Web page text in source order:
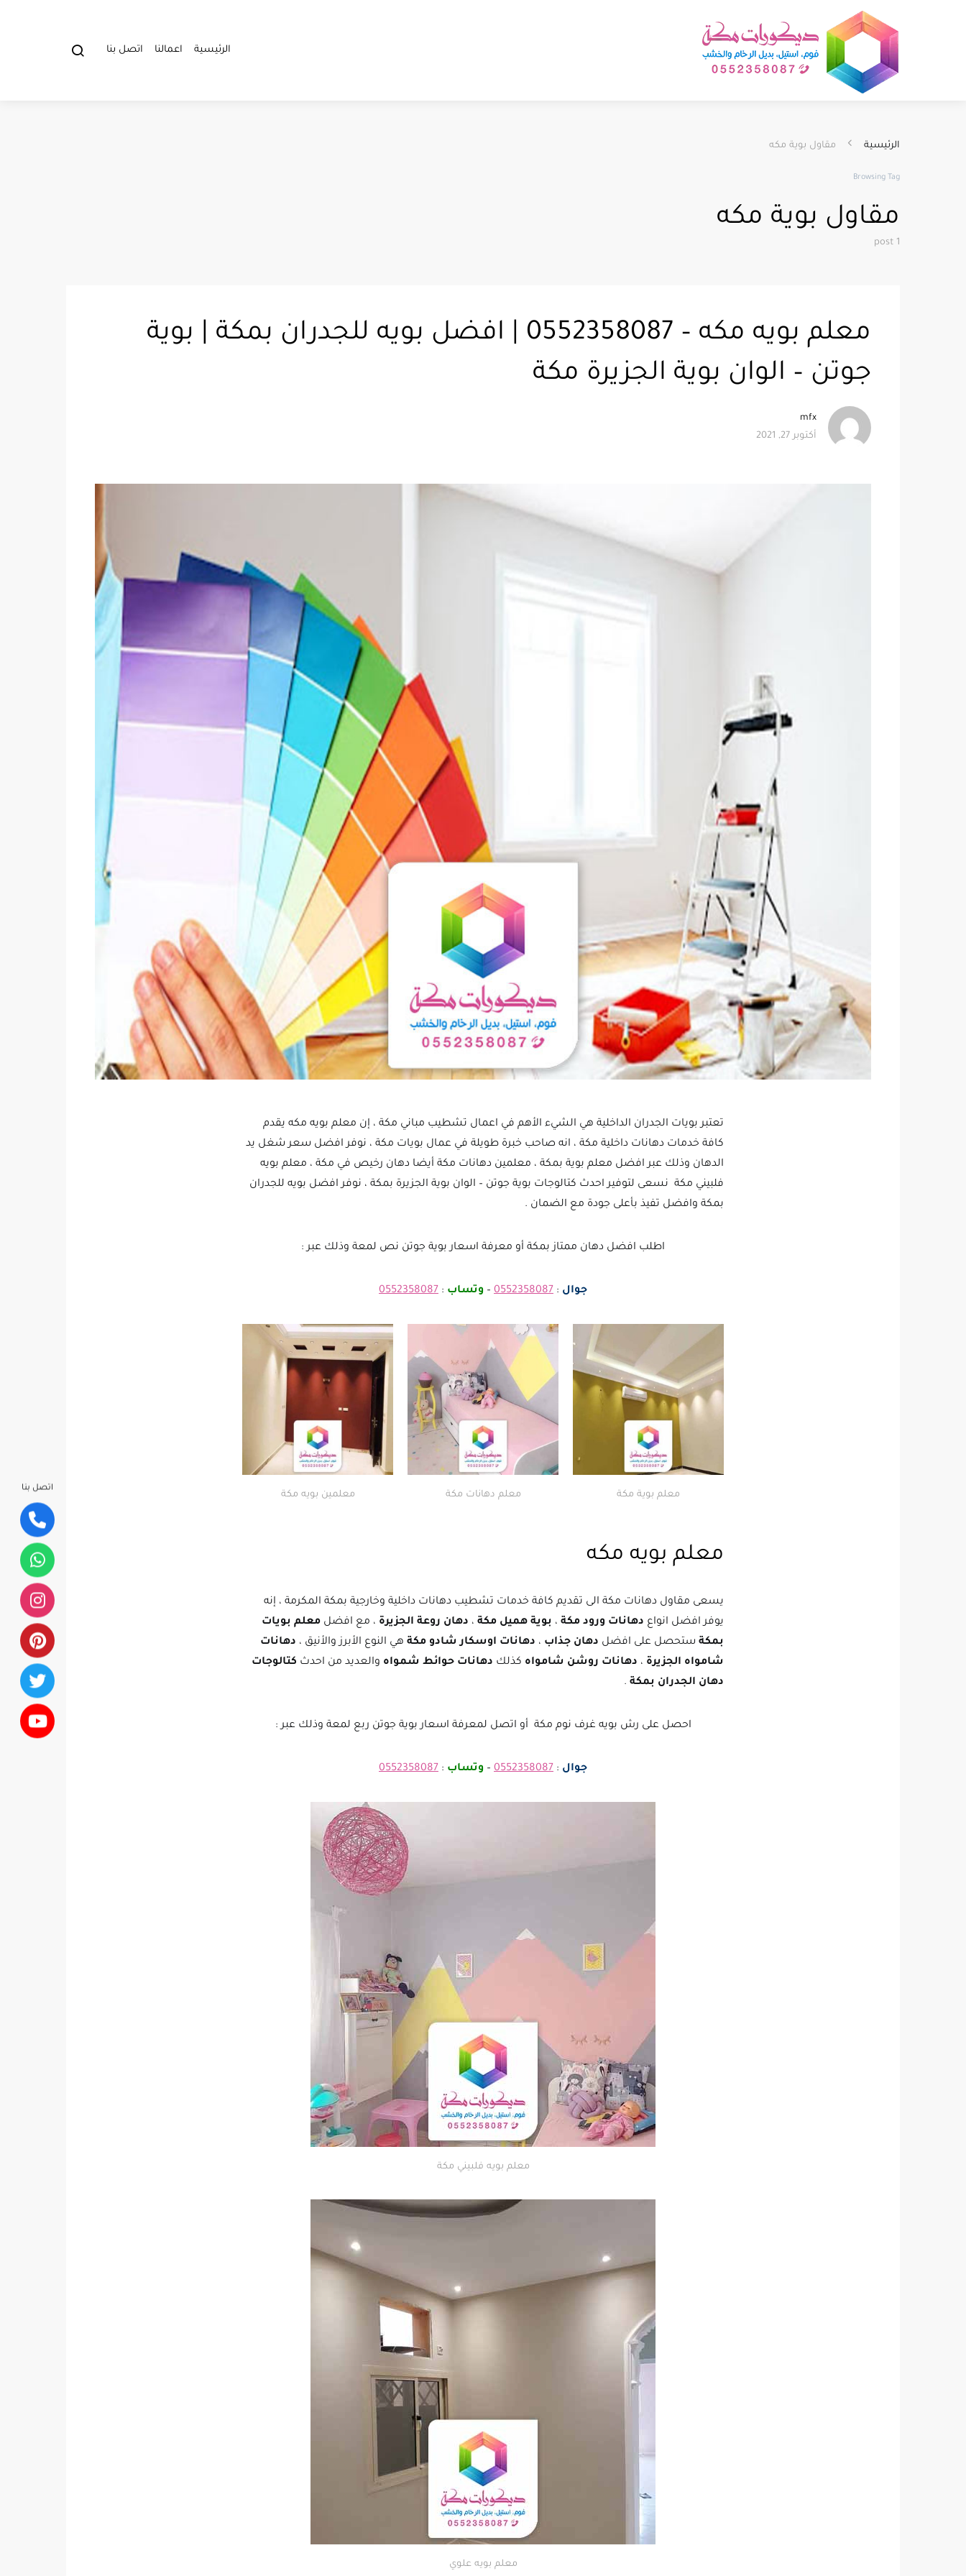
الرئيسية اعمالنا اتصل بنا
الرئيسية مقاول بوية مكه
Browsing Tag
مقاول بوية مكه
1 post
معلم بويه مكه – 0552358087 | افضل بويه للجدران بمكة | بوية
جوتن – الوان بوية الجزيرة مكة
mfx
أكتوبر 27, 2021
تعتبر بويات الجدران الداخلية هي الشيء الأهم في اعمال تشطيب مباني مكة ، إن معلم بويه مكه يقدم
كافة خدمات دهانات داخلية مكة ، انه صاحب خبرة طويلة في عمال بويات مكة ، نوفر افضل سعر شغل يد
الدهان وذلك عبر افضل معلم بوية بمكة ، معلمين دهانات مكة أيضا دهان رخيص في مكة ، معلم بويه
فلبيني مكة نسعى لتوفير احدث كتالوجات بوية جوتن – الوان بوية الجزيرة بمكة ، نوفر افضل بويه للجدران
بمكة وافضل تفيذ بأعلى جودة مع الضمان .
اطلب افضل دهان ممتاز بمكة أو معرفة اسعار بوية جوتن نص لمعة وذلك عبر :
جوال :
0552358087
– وتساب :
0552358087
معلم بوية مكة معلم دهانات مكة معلمين بويه مكة
معلم بويه مكه
يسعى مقاول دهانات مكة الى تقديم كافة خدمات تشطيب دهانات داخلية وخارجية بمكة المكرمة ، إنه
يوفر افضل انواع دهانات ورود مكة ، بوية هميل مكة ، دهان روعة الجزيرة ، مع افضل معلم بويات
بمكة ستحصل على افضل دهان جذاب ، دهانات اوسكار شادو مكة هي النوع الأبرز والأنيق ، دهانات
شامواه الجزيرة ، دهانات روشن شامواه كذلك دهانات حوائط شمواه والعديد من احدث كتالوجات
دهان الجدران بمكة .
احصل على رش بويه غرف نوم مكة أو اتصل لمعرفة اسعار بوية جوتن ربع لمعة وذلك عبر :
جوال :
0552358087
– وتساب :
0552358087
معلم بويه فلبيني مكة
معلم بويه علوي
اتصل بنا